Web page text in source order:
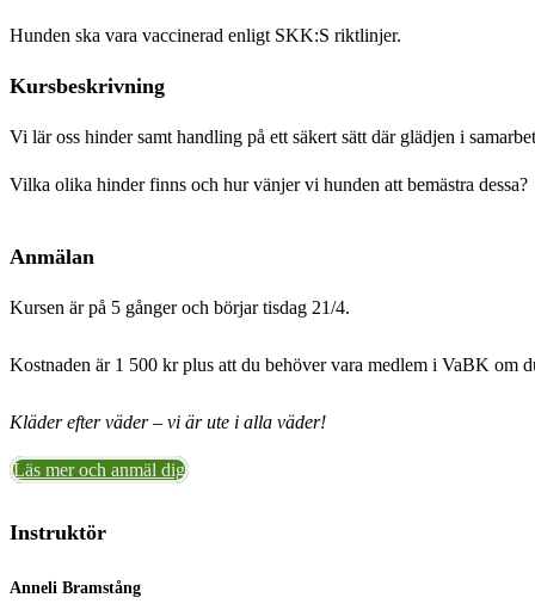
Hunden ska vara vaccinerad enligt SKK:S riktlinjer.
Kursbeskrivning
Vi lär oss hinder samt handling på ett säkert sätt där glädjen i
Vilka olika hinder finns och hur vänjer vi hunden att bemästra dessa?
Anmälan
Kursen är på 5 gånger och börjar tisdag 21/4.
Kostnaden är 1 500 kr plus att du behöver vara medlem i VaBK om
Kläder efter väder – vi är ute i alla väder!
Läs mer och anmäl dig
Instruktör
Anneli Bramstång